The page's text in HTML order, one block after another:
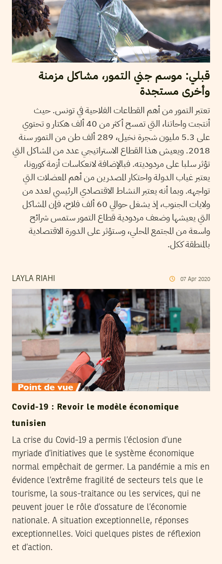
قبلي: موسم جني التمور، مشاكل مزمنة
وأخرى مستجدة
تعتبر التمور من أهم القطاعات الفلاحية في تونس. حيث
أنتجت واحاتنا، التي تمسح أكثر من 40 ألف هكتار و تحتوي
على 5.3 مليون شجرة نخيل، 289 ألف طن من التمور سنة
2018. ويعيش هذا القطاع الاستراتيجي عدد من المشاكل التي
تؤثر سلبا على مردوديته. فبالإضافة لانعكاسات أزمة كورونا،
يعتبر غياب الدولة واحتكار المصدرين من أهم المعضلات التي
تواجهه. وبما أنه يعتبر النشاط الاقتصادي الرئيسي لعدد من
ولايات الجنوب، إذ يشغل حوالي 60 ألف فلاح، فإن المشاكل
التي يعيشها وضعف مردودية قطاع التمور ستمس شرائح
واسعة من المجتمع المحلي، وستؤثر على الدورة الاقتصادية
بالمنطقة ككل.
LAYLA RIAHI 07 Apr 2020
Covid-19 : Revoir le modèle économique
tunisien
La crise du Covid-19 a permis l’éclosion d’une
myriade d’initiatives que le système économique
normal empêchait de germer. La pandémie a mis en
évidence l’extrême fragilité de secteurs tels que le
tourisme, la sous-traitance ou les services, qui ne
peuvent jouer le rôle d’ossature de l’économie
nationale. A situation exceptionnelle, réponses
exceptionnelles. Voici quelques pistes de réflexion
et d’action.